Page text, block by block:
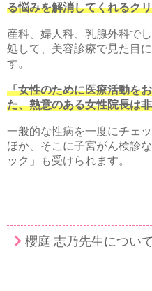
る悩みを解消してくれるク
産科、婦人科、乳腺外科で
処して、美容診療で見た目
す。
「女性のために医療活動を
た、熱意のある女性院長は
一般的な性病を一度にチェ
ほか、そこに子宮がん検診
ック」も受けられます。
櫻庭 志乃先生について